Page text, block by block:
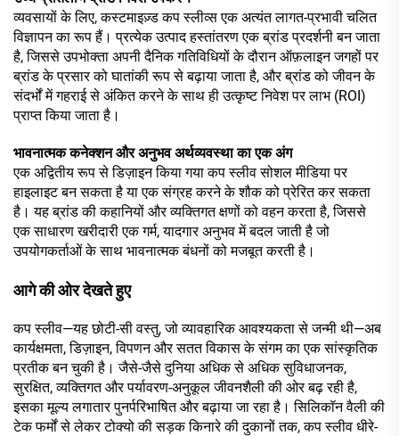
व्यवसायों के लिए, कस्टमाइज़्ड कप स्लीव्स एक अत्यंत लागत-प्रभावी चलित
विज्ञापन का रूप हैं। प्रत्येक उत्पाद हस्तांतरण एक ब्रांड प्रदर्शनी बन जाता
है, जिससे उपभोक्ता अपनी दैनिक गतिविधियों के दौरान ऑफ़लाइन जगहों पर
ब्रांड के प्रसार को घातांकी रूप से बढ़ाया जाता है, और ब्रांड को जीवन के
संदर्भों में गहराई से अंकित करने के साथ ही उत्कृष्ट निवेश पर लाभ (ROI)
प्राप्त किया जाता है।
भावनात्मक कनेक्शन और अनुभव अर्थव्यवस्था का एक अंग
एक अद्वितीय रूप से डिज़ाइन किया गया कप स्लीव सोशल मीडिया पर
हाइलाइट बन सकता है या एक संग्रह करने के शौक को प्रेरित कर सकता
है। यह ब्रांड की कहानियों और व्यक्तिगत क्षणों को वहन करता है, जिससे
एक साधारण खरीदारी एक गर्म, यादगार अनुभव में बदल जाती है जो
उपयोगकर्ताओं के साथ भावनात्मक बंधनों को मजबूत करती है।
आगे की ओर देखते हुए
कप स्लीव—यह छोटी-सी वस्तु, जो व्यावहारिक आवश्यकता से जन्मी थी—अब
कार्यक्षमता, डिज़ाइन, विपणन और सतत विकास के संगम का एक सांस्कृतिक
प्रतीक बन चुकी है। जैसे-जैसे दुनिया अधिक से अधिक सुविधाजनक,
सुरक्षित, व्यक्तिगत और पर्यावरण-अनुकूल जीवनशैली की ओर बढ़ रही है,
इसका मूल्य लगातार पुनर्परिभाषित और बढ़ाया जा रहा है। सिलिकॉन वैली की
टेक फर्मों से लेकर टोक्यो की सड़क किनारे की दुकानों तक, कप स्लीव धीरे-